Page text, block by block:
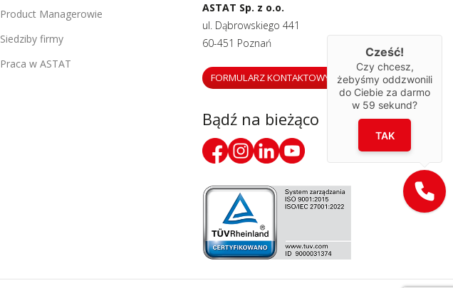
Product Managerowie
Siedziby firmy
Praca w ASTAT
ASTAT Sp. z o.o.
ul. Dąbrowskiego 441
60-451 Poznań
FORMULARZ KONTAKTOWY
Bądź na bieżąco
Cześć!
Czy chcesz,
żebyśmy oddzwonili
do Ciebie za darmo
w 59 sekund?
TAK